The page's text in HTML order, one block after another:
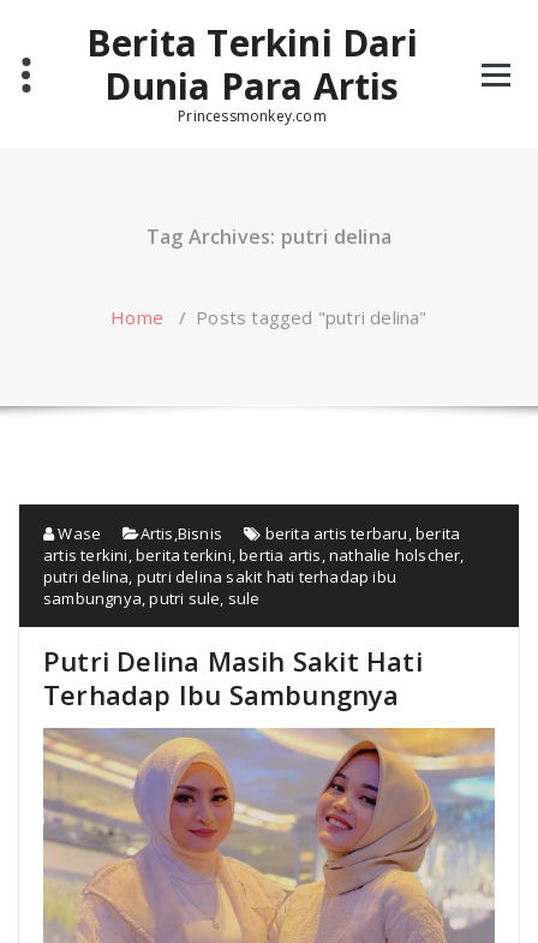
content
Berita Terkini Dari
Dunia Para Artis
Princessmonkey.com
Tag Archives: putri delina
Home / Posts tagged "putri delina"
Wase Artis Bisnis berita artis terbaru ,berita
artis terkini ,berita terkini ,bertia artis ,nathalie holscher
putri delina putri delina sakit hati terhadap ibu
sambungnya ,putri sule sule
Putri Delina Masih Sakit Hati
Terhadap Ibu Sambungnya